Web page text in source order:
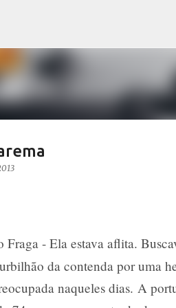
Fraga - Ela estava aflita.
da contenda por uma
naqueles dias. A